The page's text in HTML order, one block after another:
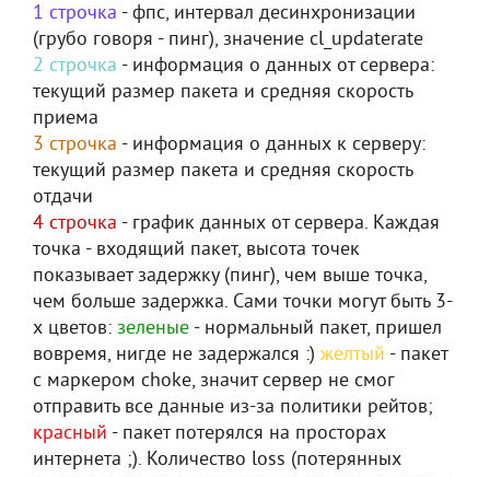
1 строчка - фпс, интервал десинхронизации
(грубо говоря - пинг), значение cl_updaterate
2 строчка - информация о данных от сервера:
текущий размер пакета и средняя скорость
приема
3 строчка - информация о данных к серверу:
текущий размер пакета и средняя скорость
отдачи
4 строчка - график данных от сервера. Каждая
точка - входящий пакет, высота точек
показывает задержку (пинг), чем выше точка,
чем больше задержка. Сами точки могут быть 3-
х цветов: зеленые - нормальный пакет, пришел
вовремя, нигде не задержался :) желтый - пакет
с маркером choke, значит сервер не смог
отправить все данные из-за политики рейтов;
красный - пакет потерялся на просторах
интернета ;). Количество loss (потерянных